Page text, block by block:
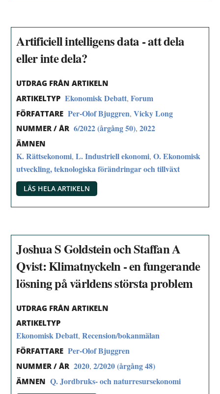
Artificiell intelligens data - att dela
eller inte dela?
UTDRAG FRÅN ARTIKELN
ARTIKELTYP Ekonomisk Debatt,Forum
FÖRFATTARE Per-Olof Bjuggren,Vicky Long
NUMMER / ÅR 6/2022 (årgång 50),2022
ÄMNEN
K. Rättsekonomi,L. Industriell ekonomi,O. Ekonomisk
utveckling, teknologiska förändringar och tillväxt
LÄS HELA ARTIKELN
Joshua S Goldstein och Staffan A
Qvist: Klimatnyckeln - en fungerande
lösning på världens största problem
UTDRAG FRÅN ARTIKELN
ARTIKELTYP
Ekonomisk Debatt,Recension/bokanmälan
FÖRFATTARE Per-Olof Bjuggren
NUMMER / ÅR 2020,2/2020 (årgång 48)
ÄMNEN Q. Jordbruks- och naturresursekonomi